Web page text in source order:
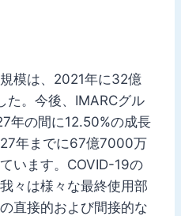
模は、2021年に32億
。今後、IMARCグル
年の間に12.50%の成長
年までに67億7000万
います。COVID-19の
々は様々な最終使用部
直接的および間接的な